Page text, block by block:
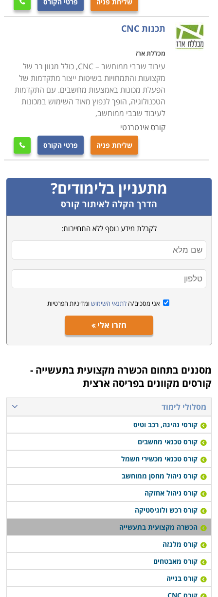

תכנות CNC
מכללת ארז
עיבוד שבבי ממוחשב – CNC, כולל מגוון רב של
מקצועות והתמחויות בשיטות ייצור מתקדמות של
הפעלת מכונות באמצעות מחשבים. עם התקדמות
הטכנולוגיה, הופך לנפוץ מאוד השימוש במכונות
לעיבוד שבבי ממוחשב,
קורס אינטרנטי
שליחת פניה פרטי הקורס 
מתעניין בלימודים?
הדרך הקלה לאיתור קורס
לקבלת מידע נוסף ללא התחייבות:
אני מסכים/ה לתנאי השימוש ומדיניות הפרטיות
חזרו אלי
מסננים בתחום הכשרה מקצועית בתעשייה -
קורסים מקוונים בפריסה ארצית
מסלולי לימוד
קורסי נהיגה, רכב וטיס
קורס טכנאי מחשבים
קורס טכנאי מכשירי חשמל
קורס ניהול מחסן ממוחשב
קורס ניהול אחזקה
קורס רכש ולוגיסטיקה
הכשרה מקצועית בתעשייה
קורס מלגזה
קורס מאבטחים
קורס בנייה